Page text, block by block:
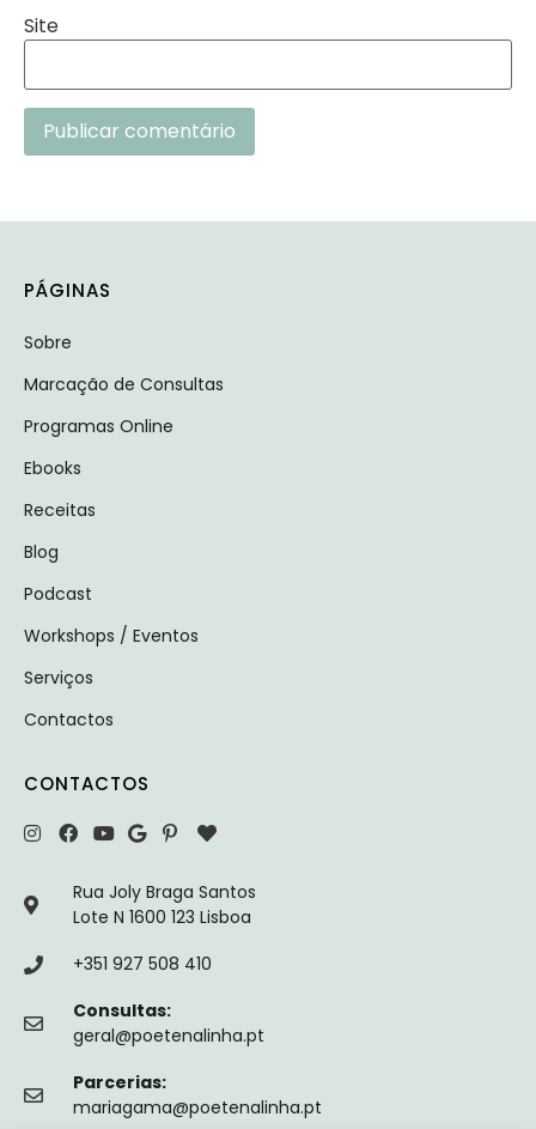
Site
PÁGINAS
Sobre
Marcação de Consultas
Programas Online
Ebooks
Receitas
Blog
Podcast
Workshops / Eventos
Serviços
Contactos
CONTACTOS
Rua Joly Braga Santos
Lote N 1600 123 Lisboa
+351 927 508 410
Consultas:
geral@poetenalinha.pt
Parcerias:
mariagama@poetenalinha.pt